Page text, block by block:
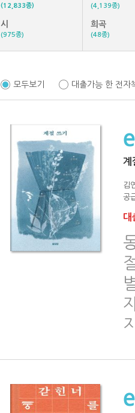
(12,833종) (4,139종)
시
(975종)
희곡
(48종)
모두보기 대출가능 한 전자
계
김
공
대